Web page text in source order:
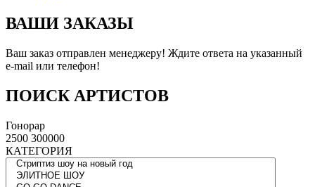
ВАШИ ЗАКАЗЫ
Ваш заказ отправлен менеджеру! Ждите ответа на указанный
e-mail или телефон!
ПОИСК АРТИСТОВ
Гонорар
2500 300000
КАТЕГОРИЯ